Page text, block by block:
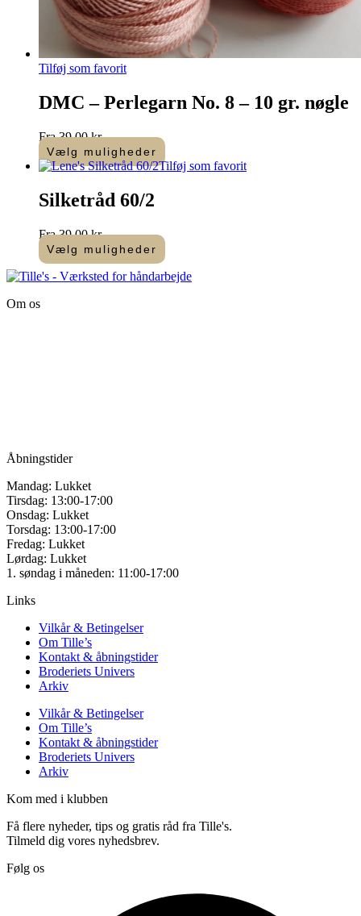
Tilføj som favorit
DMC – Perlegarn No. 8 – 10 gr. nøgle
Fra39,00kr.
Vælg muligheder
Dette
har
flere
Mulighederne
kan
vælges
på
Tilføj som favorit
Silketråd 60/2
Fra39,00kr.
Vælg muligheder
Dette
vare
flere
Om os
Åbningstider
Mandag: Lukket
Tirsdag: 13:00-17:00
Onsdag: Lukket
Torsdag: 13:00-17:00
Fredag: Lukket
Lørdag: Lukket
1. søndag i måneden: 11:00-17:00
Links
Vilkår & Betingelser
Om Tille’s
Kontakt & åbningstider
Broderiets Univers
Arkiv
Vilkår & Betingelser
Om Tille’s
Kontakt & åbningstider
Broderiets Univers
Arkiv
Kom med i klubben
Få flere nyheder, tips og gratis råd fra Tille's.
Tilmeld dig vores nyhedsbrev.
Følg os